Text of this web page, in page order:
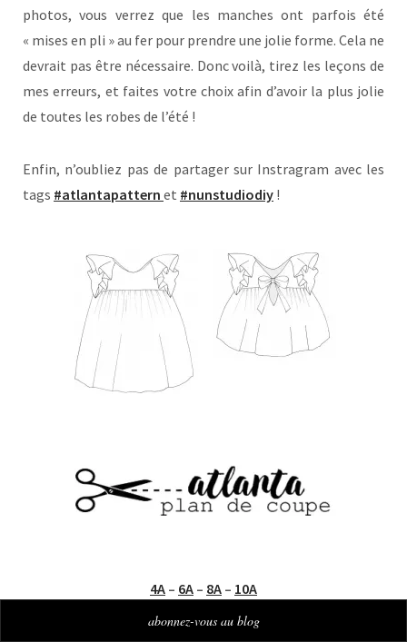
photos, vous verrez que les manches ont parfois été
« mises en pli » au fer pour prendre une jolie forme. Cela ne
devrait pas être nécessaire. Donc voilà, tirez les leçons de
mes erreurs, et faites votre choix afin d’avoir la plus jolie
de toutes les robes de l’été !
Enfin, n’oubliez pas de partager sur Instragram avec les
tags #atlantapattern et #nunstudiodiy !
4A – 6A – 8A – 10A
abonnez-vous au blog